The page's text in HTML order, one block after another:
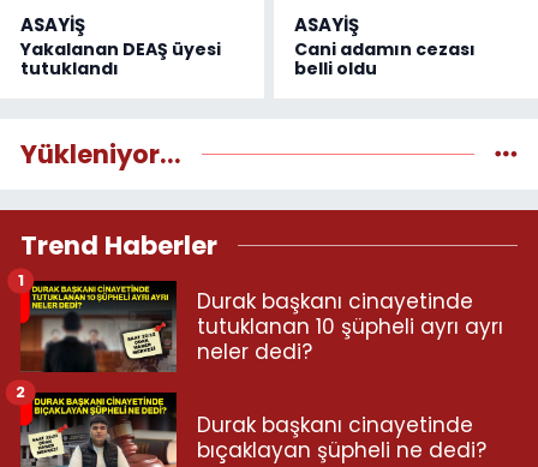
ASAYİŞ
Yakalanan DEAŞ üyesi
tutuklandı
ASAYİŞ
Cani adamın cezası
belli oldu
Yükleniyor...
Trend Haberler
Durak başkanı cinayetinde
tutuklanan 10 şüpheli ayrı ayrı
neler dedi?
1
Durak başkanı cinayetinde
bıçaklayan şüpheli ne dedi?
2